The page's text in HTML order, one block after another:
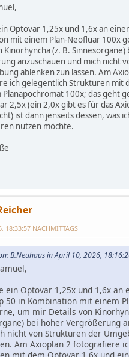
Optovar 1,25x und 1,6x an
mit einem Plan-Neofluar 100x
Kinorhyncha (z. B.
anzuschauen und mich nicht
ablenken zun lassen. Am
ich gelegentlich Strukturen mit
Planapochromat 100x; das geht
2,5x (ein 2,0x gibt es für das
ist dann jenseits dessen, was
nutzen möchte.
18:33:57 NACHMITTAGS
B.Neuhaus in April 10, 2026,
ein Optovar 1,25x und 1,6x an
50 in Kombination mit einem
um mir Details von
bei hoher Vergrößerung
nicht von Strukturen der
Am Axioplan 2 fotografiere